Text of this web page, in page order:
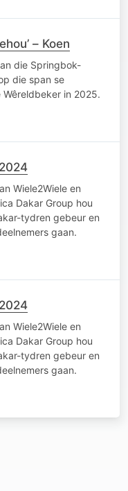
– Koen
die Springbok-
die span se
in 2025.
Wiele2Wiele en
Dakar Group hou
tydren gebeur en
gaan.
Wiele2Wiele en
Dakar Group hou
tydren gebeur en
gaan.